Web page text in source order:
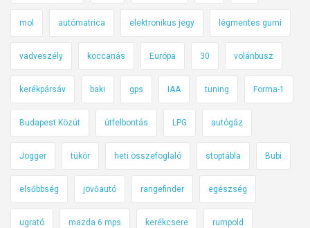
mol autómatrica elektronikus jegy légmentes gumi
vadveszély koccanás Európa 30 volánbusz
kerékpársáv baki gps IAA tuning Forma-1
Budapest Közút útfelbontás LPG autógáz
Jogger tükör heti összefoglaló stoptábla Bubi
elsőbbség jövőautó rangefinder egészség
ugrató mazda 6 mps kerékcsere rumpold